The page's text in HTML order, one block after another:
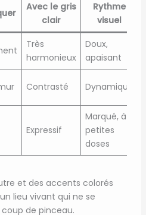
Avec le gris
clair
Rythme
visuel
Très
harmonieux
Doux,
apaisant
Contrasté Dynamique
Expressif
Marqué, à
petites
doses
et des accents colorés
lieu vivant qui ne se
de pinceau.